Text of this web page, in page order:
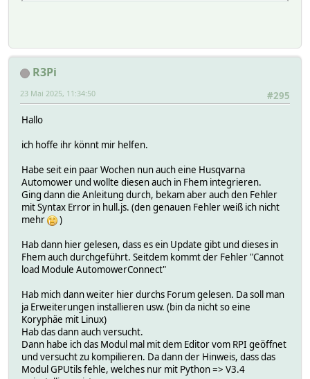
VALUE MOWING
mower_commandSend:
TIME 1745074630.8481
VALUE Start 180
mower_commandStatus:
TIME 1745074632.45453
mower_currentZone:
NAS_logdb:
TIME 1745074483.63874
VALUE 02_unten(2/2)
mower_mode:
TIME 1745074632.45453
VALUE MAIN_AREA
mower_state:
TIME 1745074632.45453
VALUE IN_OPERATION
mower_wsEvent:
NAS_logdb:
TIME 1745075141.05439
VALUE battery-event-v2
planner_nextStart:
R3Pi
#295
23 Mai 2025, 11:34:50
Hallo
ich hoffe ihr könnt mir helfen.
Habe seit ein paar Wochen nun auch eine Husqvarna
Automower und wollte diesen auch in Fhem integrieren.
Ging dann die Anleitung durch, bekam aber auch den Fehler
mit Syntax Error in hull.js. (den genauen Fehler weiß ich nicht
mehr
)
Hab dann hier gelesen, dass es ein Update gibt und dieses in
Fhem auch durchgeführt. Seitdem kommt der Fehler "Cannot
load Module AutomowerConnect"
Hab mich dann weiter hier durchs Forum gelesen. Da soll man
ja Erweiterungen installieren usw. (bin da nicht so eine
Koryphäe mit Linux)
Hab das dann auch versucht.
Dann habe ich das Modul mal mit dem Editor vom RPI geöffnet
und versucht zu kompilieren. Da dann der Hinweis, dass das
Modul GPUtils fehle, welches nur mit Python => V3.4